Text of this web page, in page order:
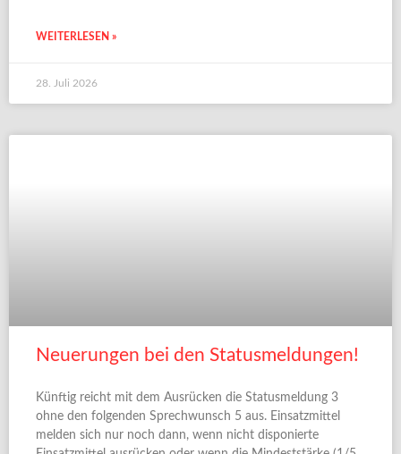
WEITERLESEN »
28. Juli 2026
Neuerungen bei den Statusmeldungen!
Künftig reicht mit dem Ausrücken die Statusmeldung 3
ohne den folgenden Sprechwunsch 5 aus. Einsatzmittel
melden sich nur noch dann, wenn nicht disponierte